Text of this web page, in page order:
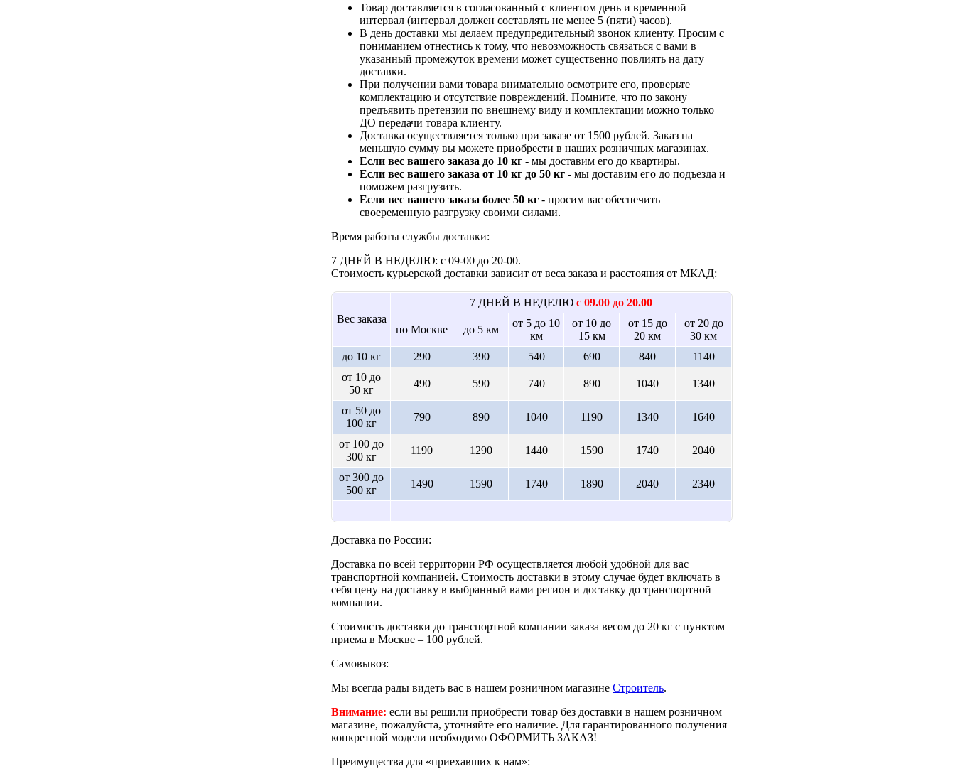
Товар доставляется в согласованный с клиентом день и временной
интервал (интервал должен составлять не менее 5 (пяти) часов).
В день доставки мы делаем предупредительный звонок клиенту. Просим с
пониманием отнестись к тому, что невозможность связаться с вами в
указанный промежуток времени может существенно повлиять на дату
доставки.
При получении вами товара внимательно осмотрите его, проверьте
комплектацию и отсутствие повреждений. Помните, что по закону
предъявить претензии по внешнему виду и комплектации можно только
ДО передачи товара клиенту.
Доставка осуществляется только при заказе от 1500 рублей. Заказ на
меньшую сумму вы можете приобрести в наших розничных магазинах.
Если вес вашего заказа до 10 кг - мы доставим его до квартиры.
Если вес вашего заказа от 10 кг до 50 кг - мы доставим его до подъезда и
поможем разгрузить.
Если вес вашего заказа более 50 кг - просим вас обеспечить
своеременную разгрузку своими силами.
Время работы службы доставки:
7 ДНЕЙ В НЕДЕЛЮ: с 09-00 до 20-00.
Стоимость курьерской доставки зависит от веса заказа и расстояния от МКАД:
Вес заказа
7 ДНЕЙ В НЕДЕЛЮ с 09.00 до 20.00
по Москве до 5 км
от 5 до 10
км
от 10 до
15 км
от 15 до
20 км
от 20 до
30 км
до 10 кг
290 390 540 690 840
1140
от 10 до
50 кг
490 590 740 890 1040 1340
от 50 до
100 кг
790 890 1040 1190 1340 1640
от 100 до
300 кг
1190 1290 1440 1590 1740 2040
от 300 до
500 кг
1490 1590 1740 1890 2040 2340
Доставка по России:
Доставка по всей территории РФ осуществляется любой удобной для вас
транспортной компанией. Стоимость доставки в этому случае будет включать в
себя цену на доставку в выбранный вами регион и доставку до транспортной
компании.
Стоимость доставки до транспортной компании заказа весом до 20 кг с пунктом
приема в Москве – 100 рублей.
Самовывоз:
Мы всегда рады видеть вас в нашем розничном магазине Строитель.
Внимание: если вы решили приобрести товар без доставки в нашем розничном
магазине, пожалуйста, уточняйте его наличие. Для гарантированного получения
конкретной модели необходимо ОФОРМИТЬ ЗАКАЗ!
Преимущества для «приехавших к нам»: